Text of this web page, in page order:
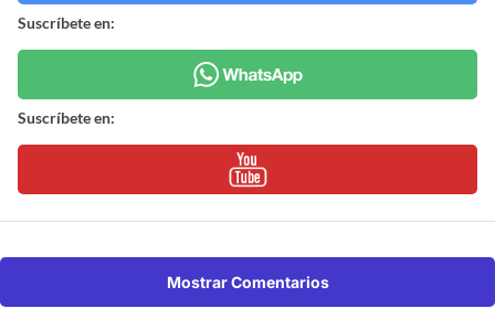
Suscríbete en:
Suscríbete en:
Mostrar Comentarios